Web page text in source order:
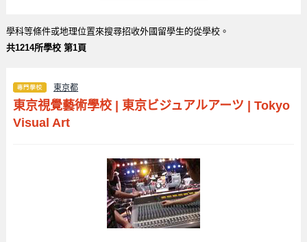
學科等條件或地理位置來搜尋招收外國留學生的從學校。
共1214所學校 第1頁
東京都
東京視覺藝術學校| 東京ビジュアルアーツ | Tokyo
Visual Art